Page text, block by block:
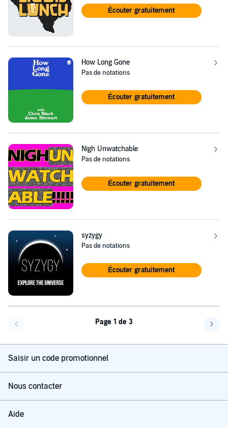
Écouter gratuitement
How Long Gone
Pas de notations
Écouter gratuitement
Nigh Unwatchable
Pas de notations
Écouter gratuitement
syzygy
Pas de notations
Écouter gratuitement
Page 1 de 3
Saisir un code promotionnel
Nous contacter
Aide